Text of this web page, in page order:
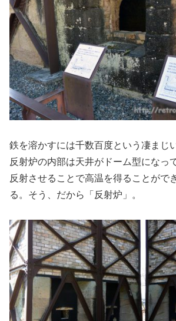
鉄を溶かすには千数百度という凄まじ
反射炉の内部は天井がドーム型になっ
反射させることで高温を得ることがで
る。そう、だから「反射炉」。